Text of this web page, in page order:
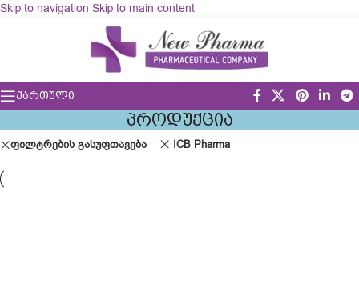
Skip to navigation Skip to main content
ᲥᲐᲠᲗᲣᲚᲘ
ᲞᲠᲝᲓᲣᲥᲪᲘᲐ
ფილტრების გასუფთავება ICB Pharma